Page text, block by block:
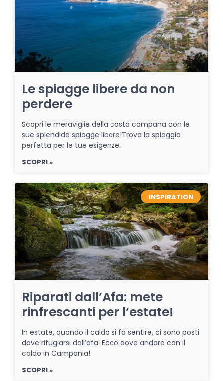
Le spiagge libere da non
perdere
Scopri le meraviglie della costa campana con le
sue splendide spiagge libere!Trova la spiaggia
perfetta per le tue esigenze.
SCOPRI »
INSPIRATION
Riparati dall’Afa: mete
rinfrescanti per l’estate!
In estate, quando il caldo si fa sentire, ci sono posti
dove rifugiarsi dall’afa. Ecco dove andare con il
caldo in Campania!
SCOPRI »